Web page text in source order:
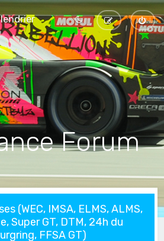
Forum
(WEC, IMSA, ELMS, ALMS,
Super GT, DTM, 24h du
FFSA GT)